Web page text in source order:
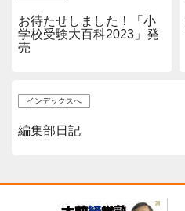
お待たせしました！「小
学校受験大百科2023」発
売
インデックスへ
編集部日記